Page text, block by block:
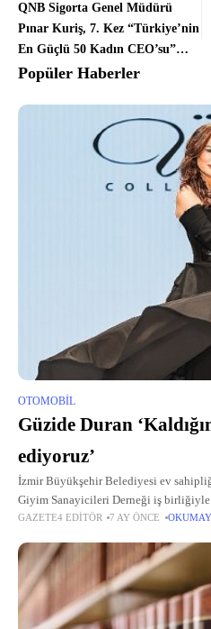
QNB Sigorta Genel Müdürü
Pınar Kuriş, 7. Kez “Türkiye’nin
En Güçlü 50 Kadın CEO’su”
Listesinde
Popüler Haberler
OTOMOBIL
Güzide Duran
ediyoruz’
İzmir Büyükşehir Belediyesi ev
Giyim Sanayicileri Derneği iş birliğiyle
İzmir – 19.
GAZETE4 EDITÖR 7 AY ÖNCE